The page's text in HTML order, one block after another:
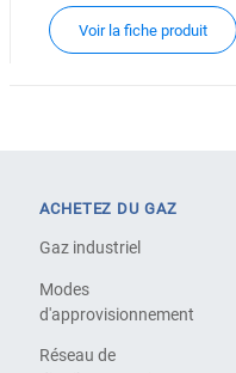
généralement intégrés dans une
offre globale associant gaz,
Voir la fiche produit
ACHETEZ DU GAZ
Gaz industriel
Modes
d'approvisionnement
Réseau de